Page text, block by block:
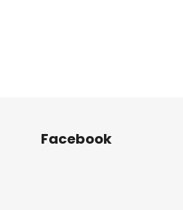
Facebook